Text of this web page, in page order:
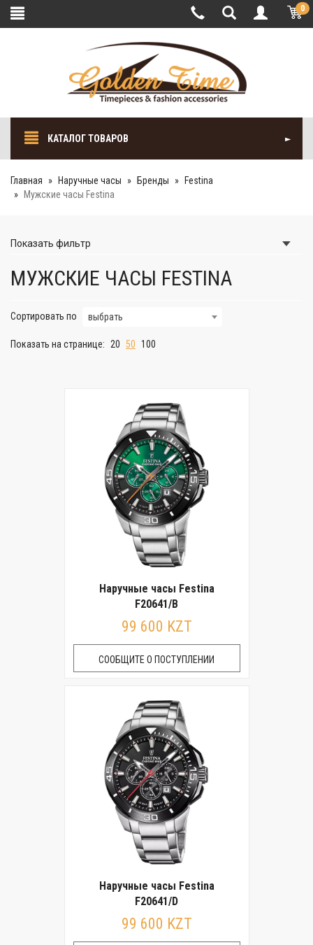
0
КАТАЛОГ ТОВАРОВ
Главная Наручные часы Бренды
Festina
Мужские часы Festina
Показать фильтр
МУЖСКИЕ ЧАСЫ FESTINA
Сортировать по выбрать
Показать на странице: 20 50 100
Наручные часы Festina
F20641/B
99 600 KZT
СООБЩИТЕ О ПОСТУПЛЕНИИ
Наручные часы Festina
F20641/D
99 600 KZT